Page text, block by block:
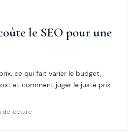
le SEO pour une
ce qui fait varier le budget,
et comment juger le juste prix
de lecture